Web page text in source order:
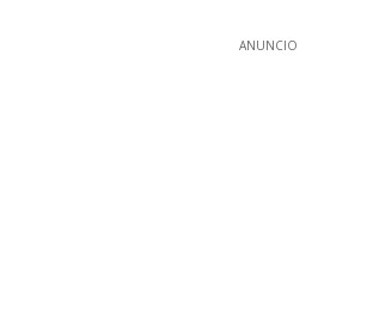
ANUNCIO